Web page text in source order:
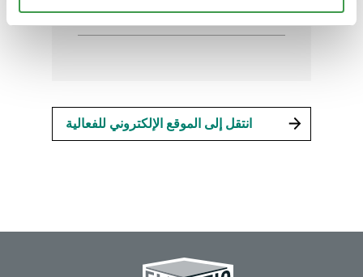
انتقل إلى الموقع الإلكتروني للفعالية